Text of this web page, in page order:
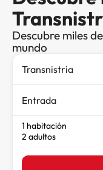
Descubre miles
mundo
Entrada
1 habitación
2 adultos